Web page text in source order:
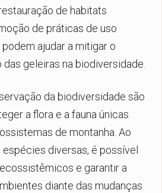
de habitats
de práticas de uso
ajudar a mitigar o
geleiras na biodiversidade.
da biodiversidade são
a flora e a fauna únicas
de montanha. Ao
diversas, é possível
e garantir a
diante das mudanças